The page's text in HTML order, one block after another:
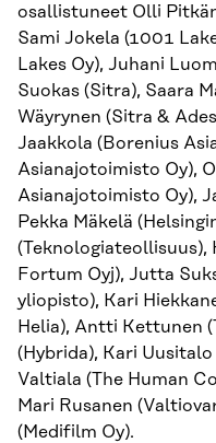
osallistuneet Olli
Sami Jokela (1001
Lakes Oy), Juhani
Suokas (Sitra), Saara
Wäyrynen (Sitra &
Jaakkola (Borenius
Asianajotoimisto Oy),
Asianajotoimisto Oy),
Pekka Mäkelä
(Teknologiateollisuus),
Fortum Oyj), Jutta
yliopisto), Kari
Helia), Antti Kettunen
(Hybrida), Kari
Valtiala (The Human
Mari Rusanen
(Medifilm Oy).